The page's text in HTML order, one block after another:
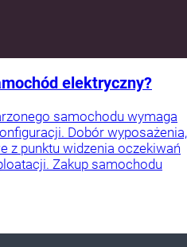
elektryczny?
samochodu wymaga
Dobór wyposażenia,
z punktu widzenia oczekiwań
Zakup samochodu